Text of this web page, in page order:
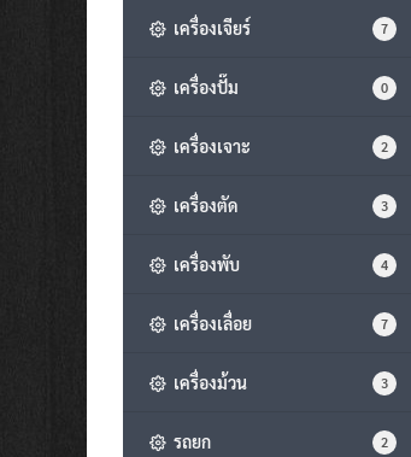
เครื่องเจียร์ 7
เครื่องปั๊ม 0
เครื่องเจาะ 2
เครื่องตัด 3
เครื่องพับ 4
เครื่องเลื่อย 7
เครื่องม้วน 3
รถยก 2